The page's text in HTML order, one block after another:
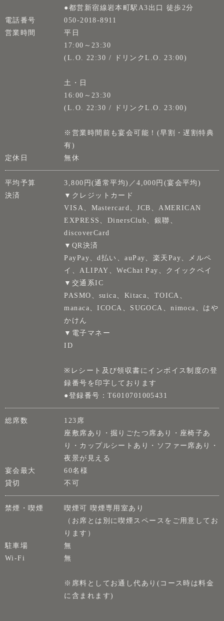
●都営新宿線岩本町駅A3出口 徒歩2分
電話番号
050-2018-8911
営業時間
平日
17:00～23:30
(L.O. 22:30 / ドリンクL.O. 23:00)
土・日
16:00～23:30
(L.O. 22:30 / ドリンクL.O. 23:00)
※営業時間前も宴会可能！(早割・遅割特典
有)
定休日
無休
平均予算
3,800円(通常平均)／4,000円(宴会平均)
決済
▼クレジットカード
VISA、Mastercard、JCB、AMERICAN
EXPRESS、DinersClub、銀聯、
discoverCard
▼QR決済
PayPay、d払い、auPay、楽天Pay、メルペ
イ、ALIPAY、WeChat Pay、クイックペイ
▼交通系IC
PASMO、suica、Kitaca、TOICA、
manaca、ICOCA、SUGOCA、nimoca、はや
かけん
▼電子マネー
ID
※レシート及び領収書にインボイス制度の登
録番号を印字しております
●登録番号：T6010701005431
総席数
123席
座敷席あり・掘りごたつ席あり・座椅子あ
り・カップルシートあり・ソファー席あり・
夜景が見える
宴会最大
60名様
貸切
不可
禁煙・喫煙
喫煙可 喫煙専用室あり
（お席とは別に喫煙スペースをご用意してお
ります）
駐車場
無
Wi-Fi
無
※席料としてお通し代あり(コース時は料金
に含まれます)